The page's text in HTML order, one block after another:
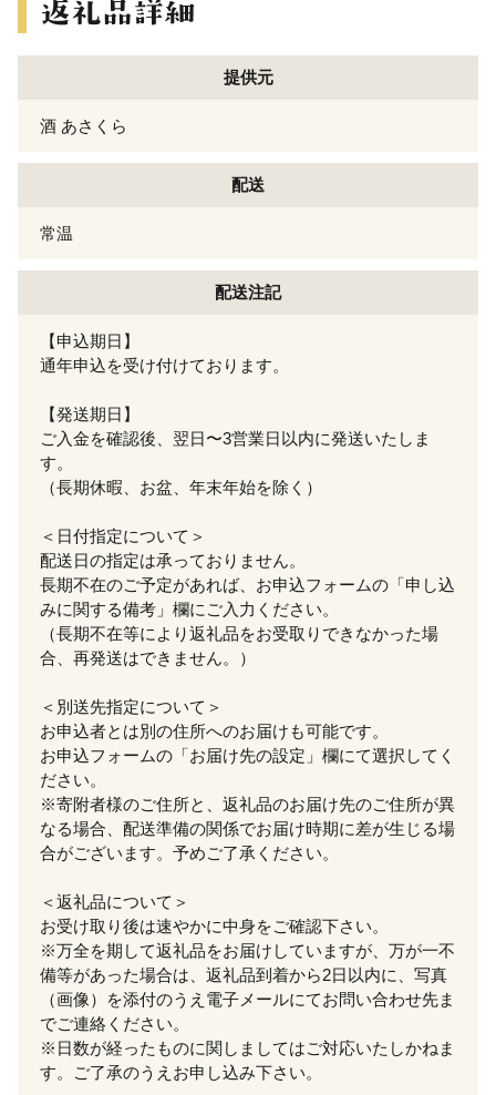
提供元
酒 あさくら
配送
常温
配送注記
【申込期日】
通年申込を受け付けております。
【発送期日】
ご入金を確認後、翌日〜3営業日以内に発送いたしま
す。
（長期休暇、お盆、年末年始を除く）
＜日付指定について＞
配送日の指定は承っておりません。
長期不在のご予定があれば、お申込フォームの「申し込
みに関する備考」欄にご入力ください。
（長期不在等により返礼品をお受取りできなかった場
合、再発送はできません。）
＜別送先指定について＞
お申込者とは別の住所へのお届けも可能です。
お申込フォームの「お届け先の設定」欄にて選択してく
ださい。
※寄附者様のご住所と、返礼品のお届け先のご住所が異
なる場合、配送準備の関係でお届け時期に差が生じる場
合がございます。予めご了承ください。
＜返礼品について＞
お受け取り後は速やかに中身をご確認下さい。
※万全を期して返礼品をお届けしていますが、万が一不
備等があった場合は、返礼品到着から2日以内に、写真
（画像）を添付のうえ電子メールにてお問い合わせ先ま
でご連絡ください。
※日数が経ったものに関しましてはご対応いたしかねま
す。ご了承のうえお申し込み下さい。